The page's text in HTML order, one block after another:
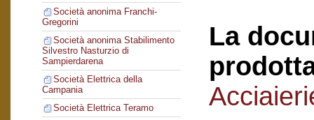
Società anonima Franchi-
Gregorini
Società anonima Stabilimento
Silvestro Nasturzio di
Sampierdarena
Società Elettrica della
Campania
Società Elettrica Teramo
La